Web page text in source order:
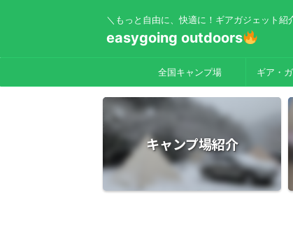
＼もっと自由に、快適に！ギアガジェット紹
easygoing outdoors
全国キャンプ場 ギア・
キャンプ場紹介